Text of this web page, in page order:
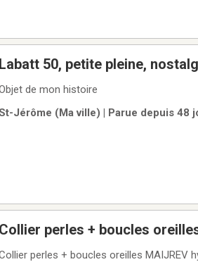
Labatt 50, petite pleine,
de mon histoire
Jérôme (Ma ville) | Parue depuis 48
Collier perles + boucles
perles + boucles oreilles MAIJREV